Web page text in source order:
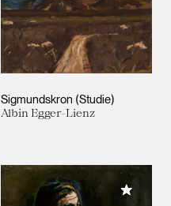
Sigmundskron (Studie)
Albin Egger-Lienz
Meiner